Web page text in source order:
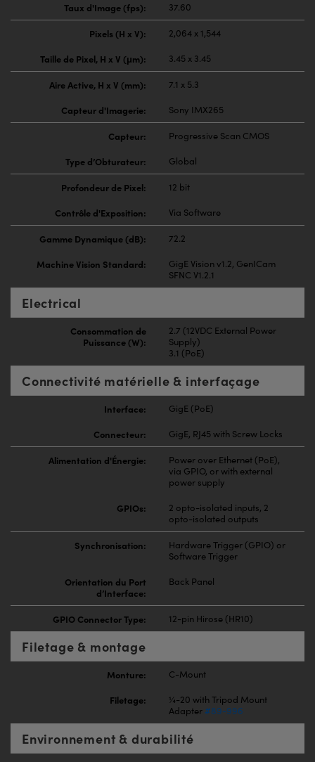
Taux d'Image (fps):
37.60
Pixels (H x V):
2,064 x 1,544
Taille de Pixel, H x V (μm):
3.45 x 3.45
Aire Active, H x V (mm):
7.1 x 5.3
Capteur d'Imagerie:
Sony IMX265
Capteur:
Progressive Scan CMOS
Type d’Obturateur:
Global
Profondeur de Pixel:
12 bit
Contrôle d'Exposition:
Via Software
Gamme Dynamique (dB):
72.2
Machine Vision Standard:
GigE Vision v1.2, GenICam
SFNC V1.2.1
Electrical
Consommation de
Puissance (W):
2.7 (12VDC External Power
Supply)
3.1 (PoE)
Connectivité matérielle & interfaçage
Interface:
GigE (PoE)
Connecteur:
GigE, RJ45 with Screw Locks
Alimentation d'Énergie:
Power over Ethernet (PoE),
via GPIO, or with external
power supply
GPIOs:
2 opto-isolated inputs, 2
opto-isolated outputs
Synchronisation:
Hardware Trigger (GPIO) or
Software Trigger
Orientation du Port
d’Interface:
Back Panel
GPIO Connector Type: 12-pin Hirose (HR10)
Filetage & montage
Monture:
C-Mount
Filetage:
¼-20 with Tripod Mount
Adapter #89-996
Environnement & durabilité